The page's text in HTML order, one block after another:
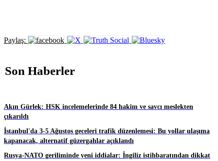
Paylaş:
Son Haberler
Akın Gürlek: HSK incelemelerinde 84 hakim ve savcı meslekten
çıkarıldı
İstanbul'da 3-5 Ağustos geceleri trafik düzenlemesi: Bu yollar ulaşıma
kapanacak, alternatif güzergahlar açıklandı
Rusya-NATO geriliminde yeni iddialar: İngiliz istihbaratından dikkat